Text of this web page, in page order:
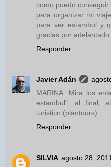
como puedo
para organizar mi
para ver estambul y
gracias por adelantado
Responder
Javier Adán
MARINA. Mira los
estambul", al final,
turistico (plantours)
Responder
SILVIA agosto 28, 2011